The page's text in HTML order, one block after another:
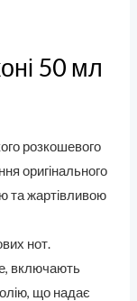
50 мл
розкошевого
оригінального
та жартівливою
нот.
включають
що надає